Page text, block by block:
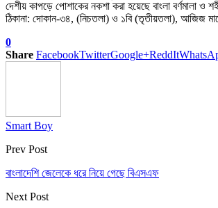
দেশীয় কাপড়ে পোশাকের নকশা করা হয়েছে বাংলা বর্ণমালা ও
ঠিকানা: দোকান-৩৪, (নিচতলা) ও ১বি (তৃতীয়তলা), আজিজ
0
Share FacebookTwitterGoogle+ReddIt
Smart Boy
Prev Post
বাংলাদেশি জেলেকে ধরে নিয়ে গেছে বিএসএফ
Next Post